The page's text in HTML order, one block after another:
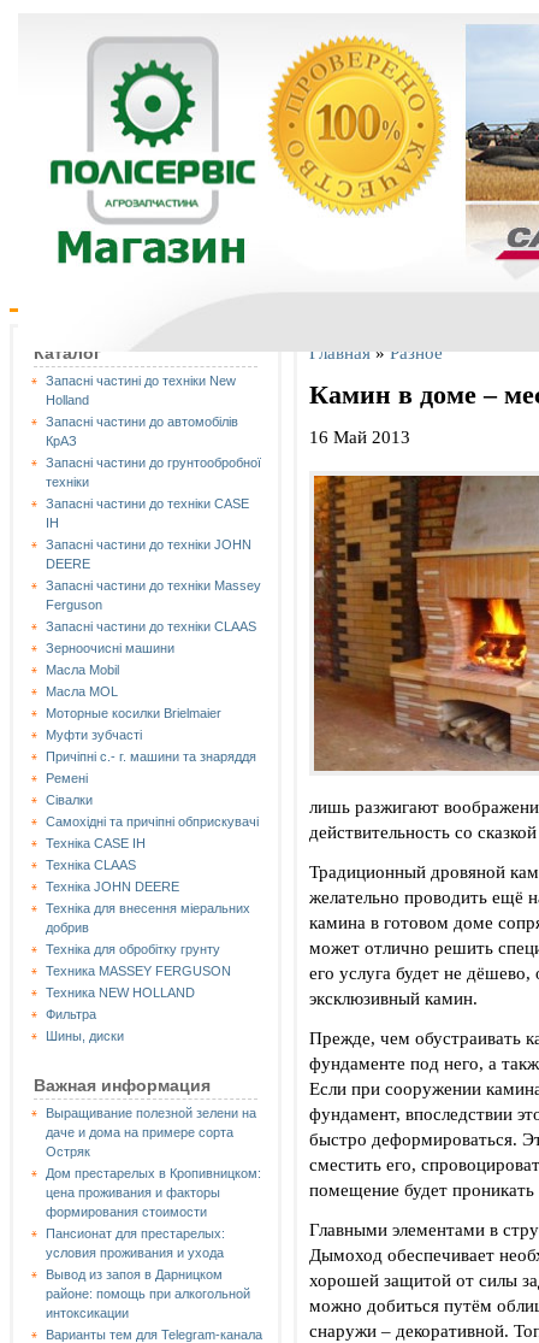
Каталог
Запасні частині до техніки New
Holland
Запасні частини до автомобілів
КрАЗ
Запасні частини до грунтообробної
техніки
Запасні частини до техніки CASE
IH
Запасні частини до техніки JOHN
DEERE
Запасні частини до техніки Massey
Ferguson
Запасні частини до техніки СLAAS
Зерноочисні машини
Масла Mobil
Масла MOL
Моторные косилки Brielmaier
Муфти зубчасті
Причіпні с.- г. машини та знаряддя
Ремені
Сівалки
Самохідні та причіпні обприскувачі
Техніка CASE IH
Техніка CLAAS
Техніка JOHN DEERE
Техніка для внесення міеральних
добрив
Техніка для обробітку грунту
Техника MASSEY FERGUSON
Техника NEW HOLLAND
Фильтра
Шины, диски
Важная информация
Выращивание полезной зелени на
даче и дома на примере сорта
Остряк
Дом престарелых в Кропивницком:
цена проживания и факторы
формирования стоимости
Пансионат для престарелых:
условия проживания и ухода
Вывод из запоя в Дарницком
районе: помощь при алкогольной
интоксикации
Варианты тем для Telegram-канала
Главная»Разное
Камин в доме –
16 Май 2013
лишь разжигают
действительность со
Традиционный дровяной
желательно проводить ещё
камина в готовом доме
может отлично решить
его услуга будет не дёшево,
эксклюзивный камин.
Прежде, чем обустраивать
фундаменте под него, а
Если при сооружении
фундамент, впоследствии
быстро деформироваться.
сместить его,
помещение будет
Главными элементами в
Дымоход обеспечивает
хорошей защитой от силы
можно добиться путём
снаружи – декоративной.